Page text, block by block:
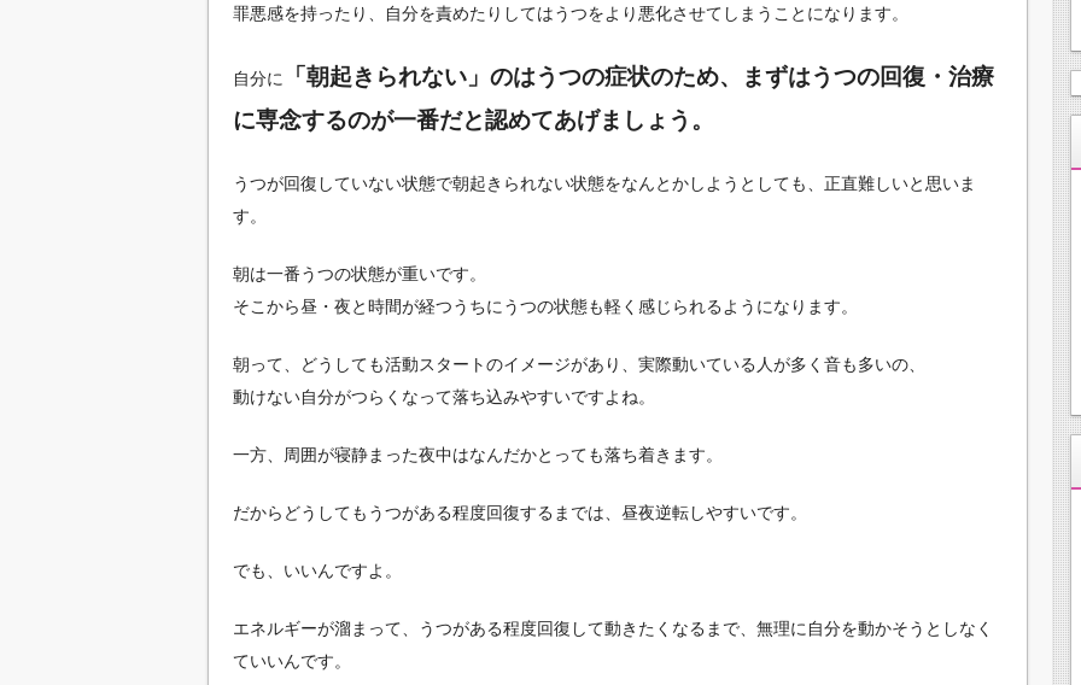
罪悪感を持ったり、自分を責めたりしてはうつをより悪化させてしまうことになります。
自分に
「朝起きられない」のはうつの症状のため、まずはうつの回復・治療
に専念するのが一番だと認めてあげましょう。
うつが回復していない状態で朝起きられない状態をなんとかしようとしても、正直難しいと思いま
す。
朝は一番うつの状態が重いです。
そこから昼・夜と時間が経つうちにうつの状態も軽く感じられるようになります。
朝って、どうしても活動スタートのイメージがあり、実際動いている人が多く音も多いの、
動けない自分がつらくなって落ち込みやすいですよね。
一方、周囲が寝静まった夜中はなんだかとっても落ち着きます。
だからどうしてもうつがある程度回復するまでは、昼夜逆転しやすいです。
でも、いいんですよ。
エネルギーが溜まって、うつがある程度回復して動きたくなるまで、無理に自分を動かそうとしなく
ていいんです。